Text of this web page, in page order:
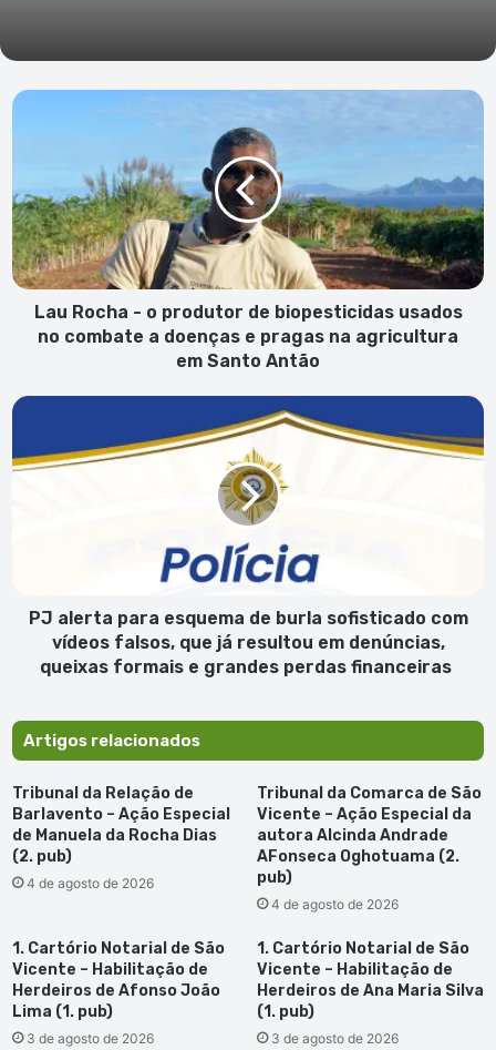
Lau
produtor
de
biopesticidas
usados
no
combate
pragas
agricultura
em
Lau Rocha - o produtor de biopesticidas usados
no combate a doenças e pragas na agricultura
em Santo Antão
PJ
para
esquema
falsos,
denúncias,
queixas
e
grandes
perdas
PJ alerta para esquema de burla sofisticado com
vídeos falsos, que já resultou em denúncias,
queixas formais e grandes perdas financeiras
Artigos relacionados
Tribunal da Relação de
Barlavento – Ação Especial
de Manuela da Rocha Dias
(2. pub)
4 de agosto de 2026
Tribunal da Comarca de São
Vicente – Ação Especial da
autora Alcinda Andrade
AFonseca Oghotuama (2.
pub)
4 de agosto de 2026
1. Cartório Notarial de São
Vicente – Habilitação de
Herdeiros de Afonso João
Lima (1. pub)
3 de agosto de 2026
1. Cartório Notarial de São
Vicente – Habilitação de
Herdeiros de Ana Maria Silva
(1. pub)
3 de agosto de 2026